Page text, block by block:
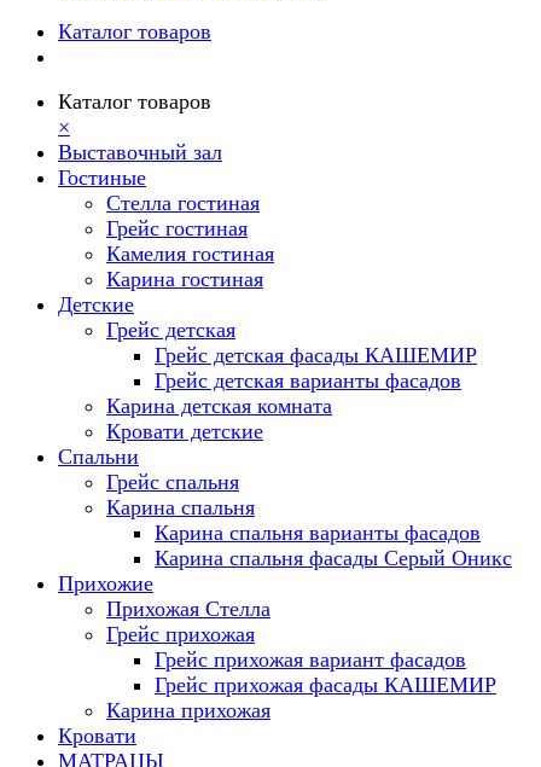
Каталог товаров
Каталог товаров
×
Выставочный зал
Гостиные
Стелла гостиная
Грейс гостиная
Камелия гостиная
Карина гостиная
Детские
Грейс детская
Грейс детская фасады КАШЕМИР
Грейс детская варианты фасадов
Карина детская комната
Кровати детские
Спальни
Грейс спальня
Карина спальня
Карина спальня варианты фасадов
Карина спальня фасады Серый Оникс
Прихожие
Прихожая Стелла
Грейс прихожая
Грейс прихожая вариант фасадов
Грейс прихожая фасады КАШЕМИР
Карина прихожая
Кровати
МАТРАЦЫ